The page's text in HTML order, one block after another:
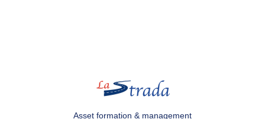
Asset formation & management